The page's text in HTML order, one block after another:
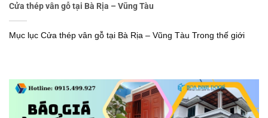
Cửa thép vân gỗ tại Bà Rịa – Vũng Tàu
Mục lục Cửa thép vân gỗ tại Bà Rịa – Vũng Tàu Trong thế giới